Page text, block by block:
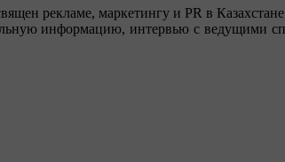
рекламе, маркетингу и PR в
информацию, интервью с ведущими